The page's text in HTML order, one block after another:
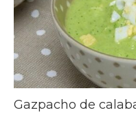
Gazpacho de